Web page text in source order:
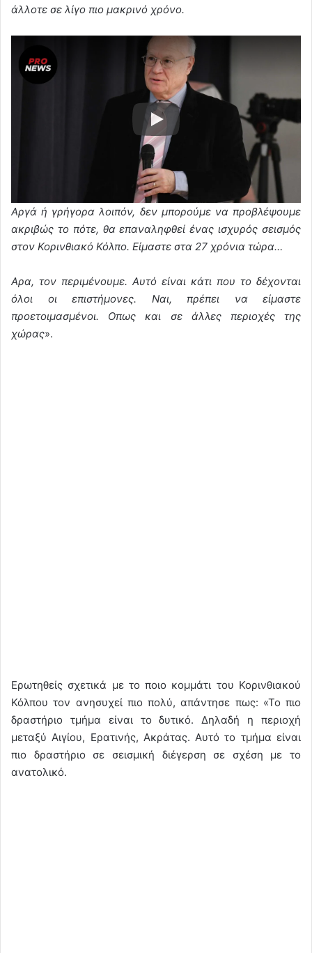
άλλοτε σε λίγο πιο μακρινό χρόνο.
Αργά ή γρήγορα λοιπόν, δεν μπορούμε να προβλέψουμε
ακριβώς το πότε, θα επαναληφθεί ένας ισχυρός σεισμός
στον Κορινθιακό Κόλπο. Είμαστε στα 27 χρόνια τώρα…
Αρα, τον περιμένουμε. Αυτό είναι κάτι που το δέχονται
όλοι οι επιστήμονες. Ναι, πρέπει να είμαστε
προετοιμασμένοι. Οπως και σε άλλες περιοχές της
χώρας».
Ερωτηθείς σχετικά με το ποιο κομμάτι του Κορινθιακού
Κόλπου τον ανησυχεί πιο πολύ, απάντησε πως: «Το πιο
δραστήριο τμήμα είναι το δυτικό. Δηλαδή η περιοχή
μεταξύ Αιγίου, Ερατινής, Ακράτας. Αυτό το τμήμα είναι
πιο δραστήριο σε σεισμική διέγερση σε σχέση με το
ανατολικό.